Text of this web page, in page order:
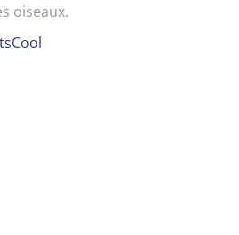
oiseaux.